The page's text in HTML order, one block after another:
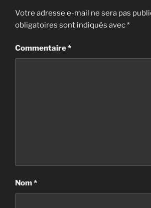
Votre adresse e-mail ne sera pas
obligatoires sont indiqués avec*
Commentaire*
Nom*